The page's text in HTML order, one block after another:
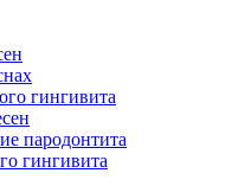
гингивита
пародонтита
гингивита